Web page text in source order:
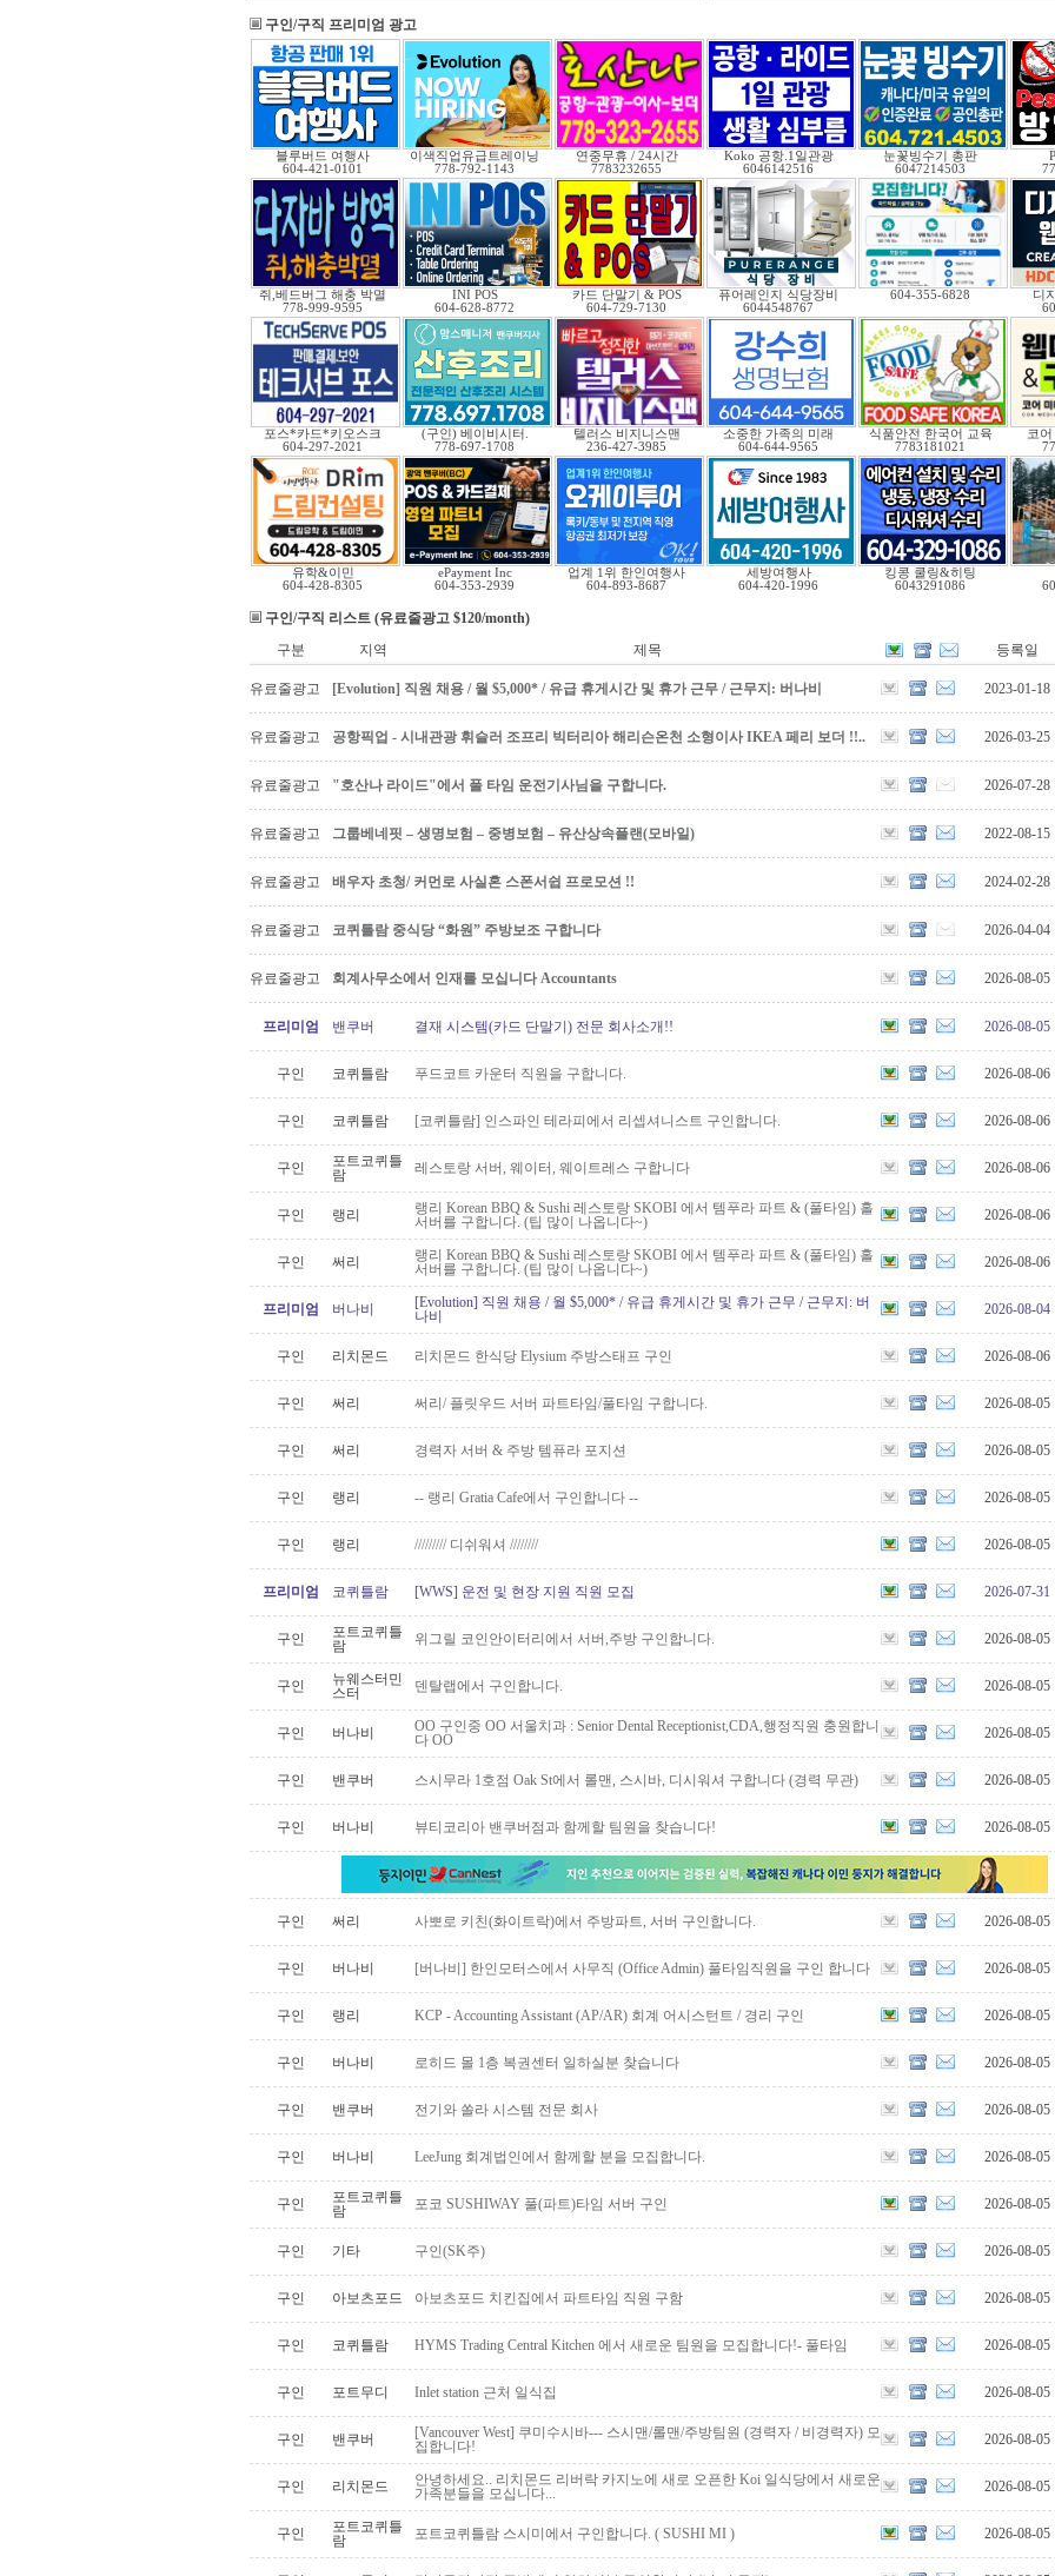
구인/구직 프리미엄 광고
블루버드 여행사
604-421-0101
이색직업유급트레이닝
778-792-1143
연중무휴 / 24시간
7783232655
Koko 공항.1일관광
6046142516
눈꽃빙수기 총판
6047214503
쥐,베드버그 해충 박멸
778-999-9595
INI POS
604-628-8772
카드 단말기 & POS
604-729-7130
퓨어레인지 식당장비
6044548767
604-355-6828
디
포스*카드*키오스크
604-297-2021
(구인) 베이비시터.
778-697-1708
텔러스 비지니스맨
236-427-3985
소중한 가족의 미래
604-644-9565
식품안전 한국어 교육
7783181021
코
유학&이민
604-428-8305
ePayment Inc
604-353-2939
업계 1위 한인여행사
604-893-8687
세방여행사
604-420-1996
킹콩 쿨링&히팅
6043291086
구인/구직 리스트 (유료줄광고 $120/month)
구분
지역 제목 등록일
유료줄광고 [Evolution] 직원 채용 / 월 $5,000* / 유급 휴게시간 및 휴가 근무 / 근무지: 버나비 2023-01-18
유료줄광고 공항픽업 - 시내관광 휘슬러 조프리 빅터리아 해리슨온천 소형이사 IKEA 페리 보더 !!.. 2026-03-25
유료줄광고 "호산나 라이드"에서 풀 타임 운전기사님을 구합니다. 2026-07-28
유료줄광고 그룹베네핏 – 생명보험 – 중병보험 – 유산상속플랜(모바일) 2022-08-15
유료줄광고 배우자 초청/ 커먼로 사실혼 스폰서쉽 프로모션 !! 2024-02-28
유료줄광고 코퀴틀람 중식당 “화원” 주방보조 구합니다 2026-04-04
유료줄광고 회계사무소에서 인재를 모십니다 Accountants 2026-08-05
프리미엄 밴쿠버 결재 시스템(카드 단말기) 전문 회사소개!! 2026-08-05
구인 코퀴틀람 푸드코트 카운터 직원을 구합니다. 2026-08-06
구인 코퀴틀람 [코퀴틀람] 인스파인 테라피에서 리셉셔니스트 구인합니다. 2026-08-06
구인
포트코퀴틀
람
레스토랑 서버, 웨이터, 웨이트레스 구합니다 2026-08-06
구인 랭리
랭리 Korean BBQ & Sushi 레스토랑 SKOBI 에서 템푸라 파트 & (풀타임) 홀
서버를 구합니다. (팁 많이 나옵니다~)
2026-08-06
구인 써리
랭리 Korean BBQ & Sushi 레스토랑 SKOBI 에서 템푸라 파트 & (풀타임) 홀
서버를 구합니다. (팁 많이 나옵니다~)
2026-08-06
프리미엄 버나비
[Evolution] 직원 채용 / 월 $5,000* / 유급 휴게시간 및 휴가 근무 / 근무지: 버
나비
2026-08-04
구인 리치몬드 리치몬드 한식당 Elysium 주방스태프 구인 2026-08-06
구인 써리 써리/ 플릿우드 서버 파트타임/풀타임 구합니다. 2026-08-05
구인 써리 경력자 서버 & 주방 템퓨라 포지션 2026-08-05
구인 랭리 -- 랭리 Gratia Cafe에서 구인합니다 -- 2026-08-05
구인 랭리 ///////// 디쉬워셔 //////// 2026-08-05
프리미엄 코퀴틀람 [WWS] 운전 및 현장 지원 직원 모집 2026-07-31
구인
포트코퀴틀
람
위그릴 코인안이터리에서 서버,주방 구인합니다. 2026-08-05
구인
뉴웨스터민
스터
덴탈랩에서 구인합니다. 2026-08-05
구인 버나비
OO 구인중 OO 서울치과 : Senior Dental Receptionist,CDA,행정직원 충원합니
다 OO
2026-08-05
구인 밴쿠버 스시무라 1호점 Oak St에서 롤맨, 스시바, 디시워셔 구합니다 (경력 무관) 2026-08-05
구인 버나비 뷰티코리아 밴쿠버점과 함께할 팀원을 찾습니다! 2026-08-05
구인 써리 사뽀로 키친(화이트락)에서 주방파트, 서버 구인합니다. 2026-08-05
구인 버나비 [버나비] 한인모터스에서 사무직 (Office Admin) 풀타임직원을 구인 합니다 2026-08-05
구인 랭리 KCP - Accounting Assistant (AP/AR) 회계 어시스턴트 / 경리 구인 2026-08-05
구인 버나비 로히드 몰 1층 복권센터 일하실분 찾습니다 2026-08-05
구인 밴쿠버 전기와 쏠라 시스템 전문 회사 2026-08-05
구인 버나비 LeeJung 회계법인에서 함께할 분을 모집합니다. 2026-08-05
구인
포트코퀴틀
람
포코 SUSHIWAY 풀(파트)타임 서버 구인 2026-08-05
구인 기타 구인(SK주) 2026-08-05
구인 아보츠포드 아보츠포드 치킨집에서 파트타임 직원 구함 2026-08-05
구인 코퀴틀람 HYMS Trading Central Kitchen 에서 새로운 팀원을 모집합니다!- 풀타임 2026-08-05
구인 포트무디 Inlet station 근처 일식집 2026-08-05
구인 밴쿠버
[Vancouver West] 쿠미수시바--- 스시맨/롤맨/주방팀원 (경력자 / 비경력자) 모
집합니다!
2026-08-05
구인 리치몬드
안녕하세요.. 리치몬드 리버락 카지노에 새로 오픈한 Koi 일식당에서 새로운
가족분들을 모십니다...
2026-08-05
구인
포트코퀴틀
람
포트코퀴틀람 스시미에서 구인합니다. ( SUSHI MI ) 2026-08-05